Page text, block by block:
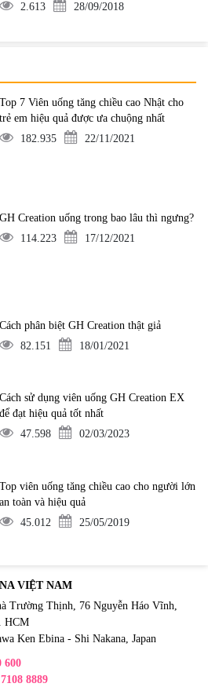
2.613
28/09/2018
Top 7 Viên uống tăng chiều cao Nhật cho
trẻ em hiệu quả được ưa chuộng nhất
182.935
22/11/2021
GH Creation uống trong bao lâu thì ngưng?
114.223
17/12/2021
Cách phân biệt GH Creation thật giả
82.151
18/01/2021
Cách sử dụng viên uống GH Creation EX
để đạt hiệu quả tốt nhất
47.598
02/03/2023
Top viên uống tăng chiều cao cho người lớn
an toàn và hiệu quả
45.012
25/05/2019
VIỆT NAM
Trường Thịnh, 76 Nguyễn Háo Vĩnh,
HCM
Ken Ebina - Shi Nakana, Japan
600
8889